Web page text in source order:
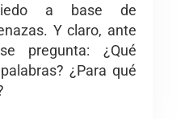
a base de
Y claro, ante
pregunta: ¿Qué
¿Para qué